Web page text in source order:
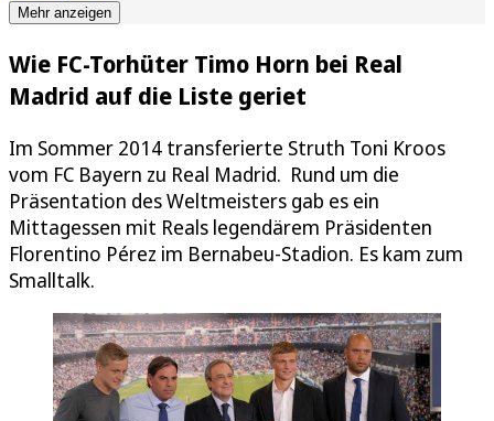
Mehr anzeigen
Wie FC-Torhüter Timo Horn bei Real
Madrid auf die Liste geriet
Im Sommer 2014 transferierte Struth Toni Kroos
vom FC Bayern zu Real Madrid. Rund um die
Präsentation des Weltmeisters gab es ein
Mittagessen mit Reals legendärem Präsidenten
Florentino Pérez im Bernabeu-Stadion. Es kam zum
Smalltalk.